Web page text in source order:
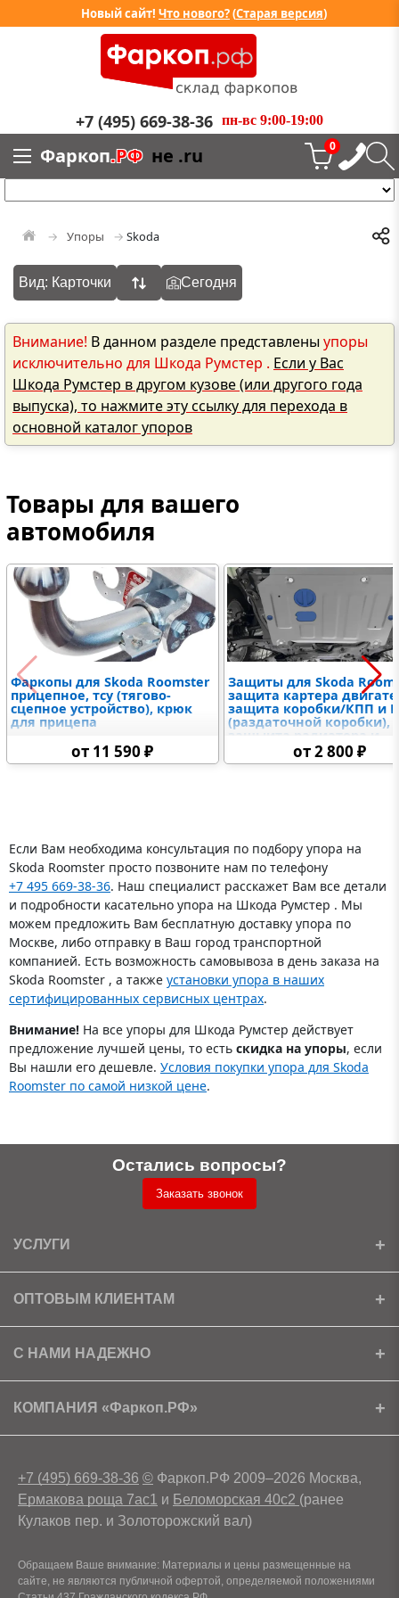
Новый сайт! Что нового?(Старая версия)
+7 (495) 669-38-36 пн-вс 9:00-19:00
Фаркоп.РФ не .ru 0
Упоры Skoda
Вид: Карточки Сегодня
Внимание! В данном разделе представлены упоры
исключительно для Шкода Румстер . Если у Вас
Шкода Румстер в другом кузове (или другого года
выпуска), то нажмите эту ссылку для перехода в
основной каталог упоров
Товары для вашего
автомобиля
Фаркопы для Skoda Roomster
прицепное, тсу (тягово-
сцепное устройство), крюк
для прицепа
от 11 590 ₽
Защиты для Skoda
защита картера
защита коробки/КПП и
(раздаточной коробки),
защыита радиатора и
дифференциалов,
топливного бака,
от 2 800 ₽
Если Вам необходима консультация по подбору упора на
Skoda Roomster просто позвоните нам по телефону
+7 495 669-38-36. Наш специалист расскажет Вам все детали
и подробности касательно упора на Шкода Румстер . Мы
можем предложить Вам бесплатную доставку упора по
Москве, либо отправку в Ваш город транспортной
компанией. Есть возможность самовывоза в день заказа на
Skoda Roomster , а также установки упора в наших
сертифицированных сервисных центрах.
Внимание! На все упоры для Шкода Румстер действует
предложение лучшей цены, то есть скидка на упоры, если
Вы нашли его дешевле. Условия покупки упора для Skoda
Roomster по самой низкой цене.
Остались вопросы?
Заказать звонок
УСЛУГИ
Установка
Доставка
ОПТОВЫМ КЛИЕНТАМ
Ищем партнеров
Скачать прайс
С НАМИ НАДЕЖНО
Сертификаты
Условия возврата
КОМПАНИЯ «Фаркоп.РФ»
+7 (495) 669-38-36 © Фаркоп.РФ 2009–2026 Москва,
Ермакова роща 7ас1 и Беломорская 40с2 (ранее
Кулаков пер. и Золоторожский вал)
Обращаем Ваше внимание: Материалы и цены размещенные на
сайте, не являются публичной офертой, определяемой положениями